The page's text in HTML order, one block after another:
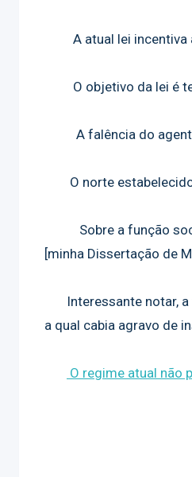
A atual lei incentiva a
O objetivo da lei é
A falência do agente
O norte estabelecido
Sobre a função
[minha Dissertação de
Interessante notar, a
a qual cabia agravo de
O regime atual não